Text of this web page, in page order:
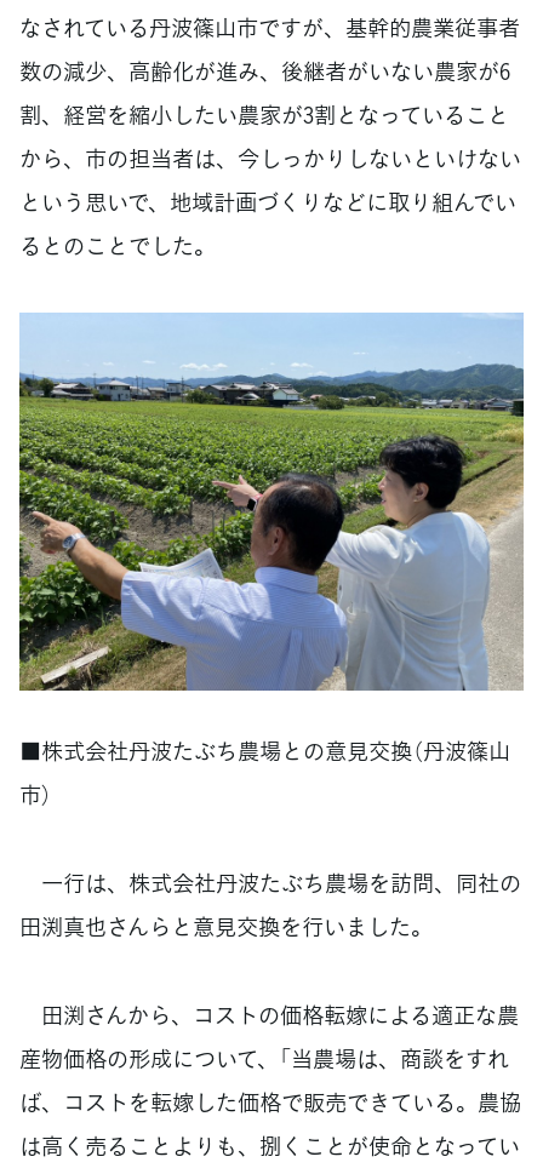
なされている丹波篠山市ですが、基幹的農業従事者
数の減少、高齢化が進み、後継者がいない農家が6
割、経営を縮小したい農家が3割となっていること
から、市の担当者は、今しっかりしないといけない
という思いで、地域計画づくりなどに取り組んでい
るとのことでした。
■株式会社丹波たぶち農場との意見交換（丹波篠山
市）
一行は、株式会社丹波たぶち農場を訪問、同社の
田渕真也さんらと意見交換を行いました。
田渕さんから、コストの価格転嫁による適正な農
産物価格の形成について、「当農場は、商談をすれ
ば、コストを転嫁した価格で販売できている。農協
は高く売ることよりも、捌くことが使命となってい